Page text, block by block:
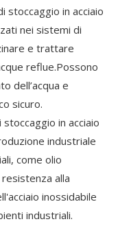
stoccaggio in acciaio
nei sistemi di
e trattare
reflue.Possono
dell’acqua e
sicuro.
in acciaio
industriale
come olio
alla
inossidabile
industriali.